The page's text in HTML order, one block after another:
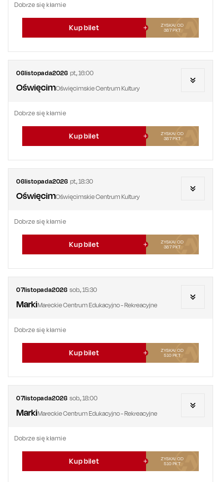
Dobrze się kłamie
Kup bilet
ZYSKAJ OD
387PKT
06listopada2026 pt.,16:00
OświęcimOświęcimskie Centrum Kultury
Dobrze się kłamie
Kup bilet
ZYSKAJ OD
387PKT
06listopada2026 pt.,18:30
OświęcimOświęcimskie Centrum Kultury
Dobrze się kłamie
Kup bilet
ZYSKAJ OD
387PKT
07listopada2026 sob.,15:30
MarkiMareckie Centrum Edukacyjno - Rekreacyjne
Dobrze się kłamie
Kup bilet
ZYSKAJ OD
510 PKT
07listopada2026 sob.,18:00
MarkiMareckie Centrum Edukacyjno - Rekreacyjne
Dobrze się kłamie
Kup bilet
ZYSKAJ OD
510 PKT